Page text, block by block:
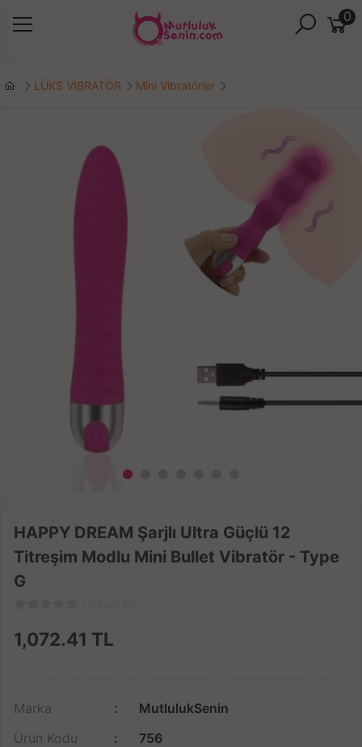
0
LÜKS VİBRATÖR Mini Vibratörler
HAPPY DREAM Şarjlı Ultra Güçlü 12
Titreşim Modlu Mini Bullet Vibratör - Type
G
1,072.41 TL
Marka
MutlulukSenin
Ürün Kodu
756